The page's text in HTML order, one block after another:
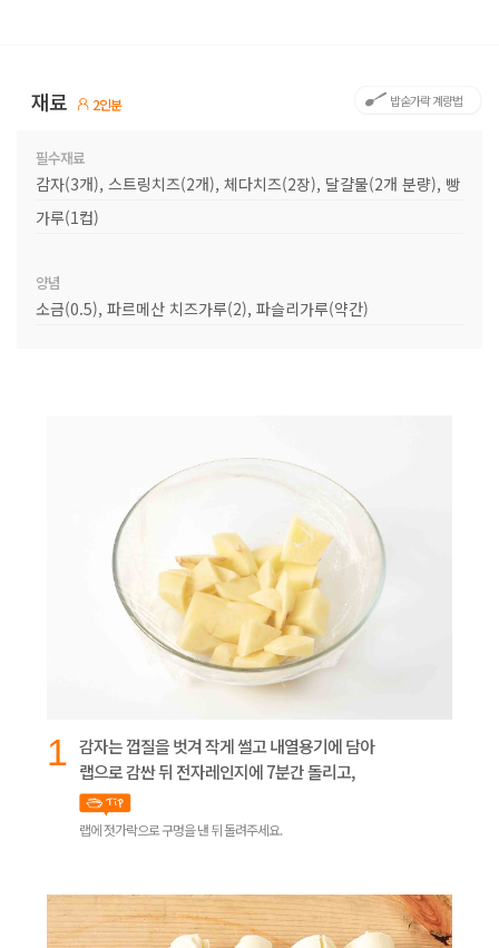
재료 2인분 밥숟가락 계량법
필수재료
감자(3개), 스트링치즈(2개), 체다치즈(2장), 달걀물(2개 분량), 빵
가루(1컵)
양념
소금(0.5), 파르메산 치즈가루(2), 파슬리가루(약간)
1 감자는 껍질을 벗겨 작게 썰고 내열용기에 담아
랩으로 감싼 뒤 전자레인지에 7분간 돌리고,
랩에 젓가락으로 구멍을 낸 뒤 돌려주세요.